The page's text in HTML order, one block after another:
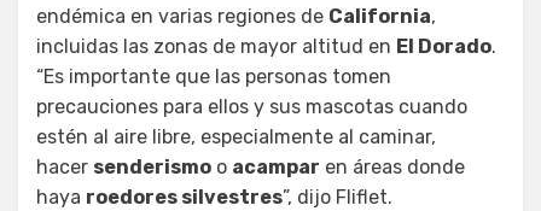
endémica en varias regiones de California,
incluidas las zonas de mayor altitud en El Dorado.
“Es importante que las personas tomen
precauciones para ellos y sus mascotas cuando
estén al aire libre, especialmente al caminar,
hacer senderismo o acampar en áreas donde
haya roedores silvestres”, dijo Fliflet.